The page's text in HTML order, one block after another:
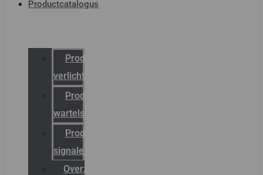
Productcatalogus
Productcatalogus
verlichting
Productcatalogus
wartels
Productcatalogus
signalering
Overzicht